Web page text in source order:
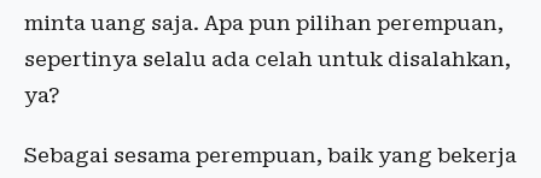
minta uang saja. Apa pun pilihan perempuan,
sepertinya selalu ada celah untuk disalahkan,
ya?
Sebagai sesama perempuan, baik yang bekerja